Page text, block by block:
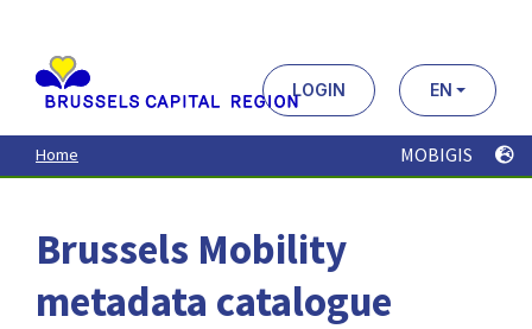
contenu
principal
LOGIN EN
Home MOBIGIS
Brussels Mobility
metadata catalogue